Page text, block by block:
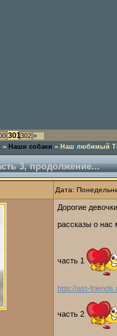
301302 »
» Наши собаки » Наш любимый
3, продолжение...
Дата:
Дорогие
рассказы о нас
часть 1
http://ast-
часть 2